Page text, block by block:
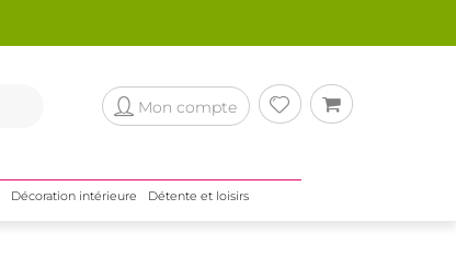
Mon compte
Décoration intérieure Détente et loisirs